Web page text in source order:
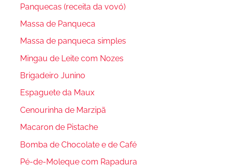
Panquecas (receita da vovó)
Massa de Panqueca
Massa de panqueca simples
Mingau de Leite com Nozes
Brigadeiro Junino
Espaguete da Maux
Cenourinha de Marzipã
Macaron de Pistache
Bomba de Chocolate e de Café
Pé-de-Moleque com Rapadura